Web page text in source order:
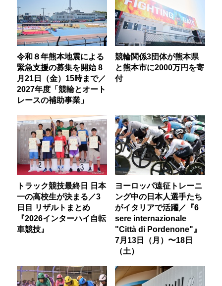
令和８年熊本地震による
緊急支援の募集を開始 8
月21日（金）15時まで／
2027年度「競輪とオート
レースの補助事業」
競輪関係3団体が熊本県
と熊本市に2000万円を寄
付
トラック競技最終日 日本
一の高校生が決まる／3
日目 リザルトまとめ
『2026インターハイ自転
車競技』
ヨーロッパ遠征トレーニ
ング中の日本人選手たち
がイタリアで活躍／『6
sere internazionale
"Città di Pordenone"』
7月13日（月）〜18日
（土）